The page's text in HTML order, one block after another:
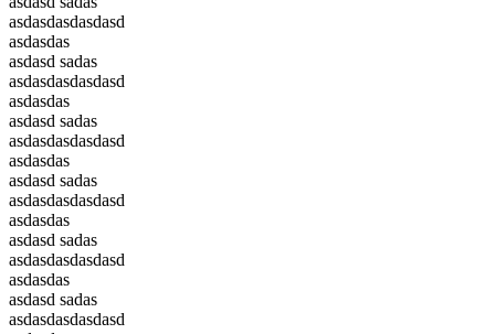
asdasdasdasdasd
asdasdas
asdasd sadas
asdasdasdasdasd
asdasdas
asdasd sadas
asdasdasdasdasd
asdasdas
asdasd sadas
asdasdasdasdasd
asdasdas
asdasd sadas
asdasdasdasdasd
asdasdas
asdasd sadas
asdasdasdasdasd